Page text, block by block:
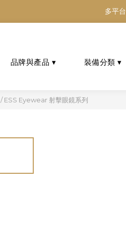
多平
多平
多平
/ESS Eyewear 射擊眼鏡系列